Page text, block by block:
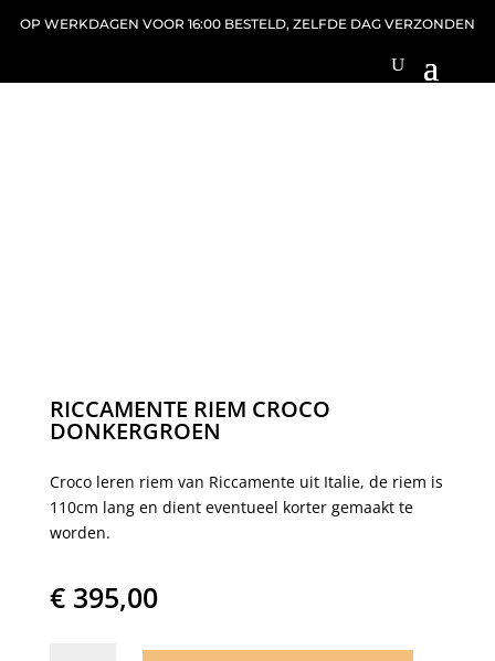
OP WERKDAGEN VOOR 16:00 BESTELD, ZELFDE DAG VERZONDEN
RICCAMENTE RIEM CROCO
DONKERGROEN
Croco leren riem van Riccamente uit Italie, de riem is
110cm lang en dient eventueel korter gemaakt te
worden.
€395,00